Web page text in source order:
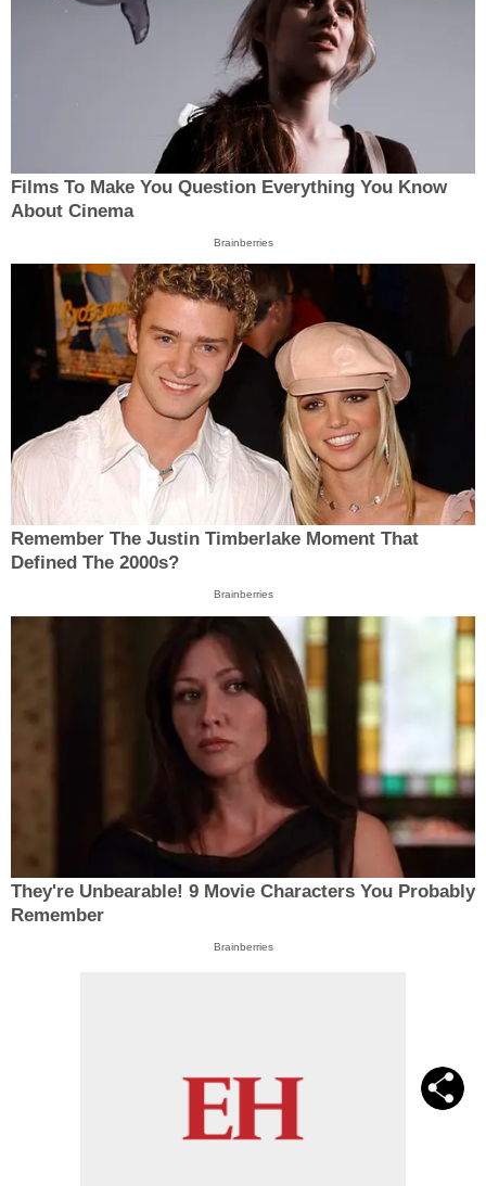
Films To Make You Question Everything You Know
About Cinema
Brainberries
Remember The Justin Timberlake Moment That
Defined The 2000s?
Brainberries
They're Unbearable! 9 Movie Characters You Probably
Remember
Brainberries